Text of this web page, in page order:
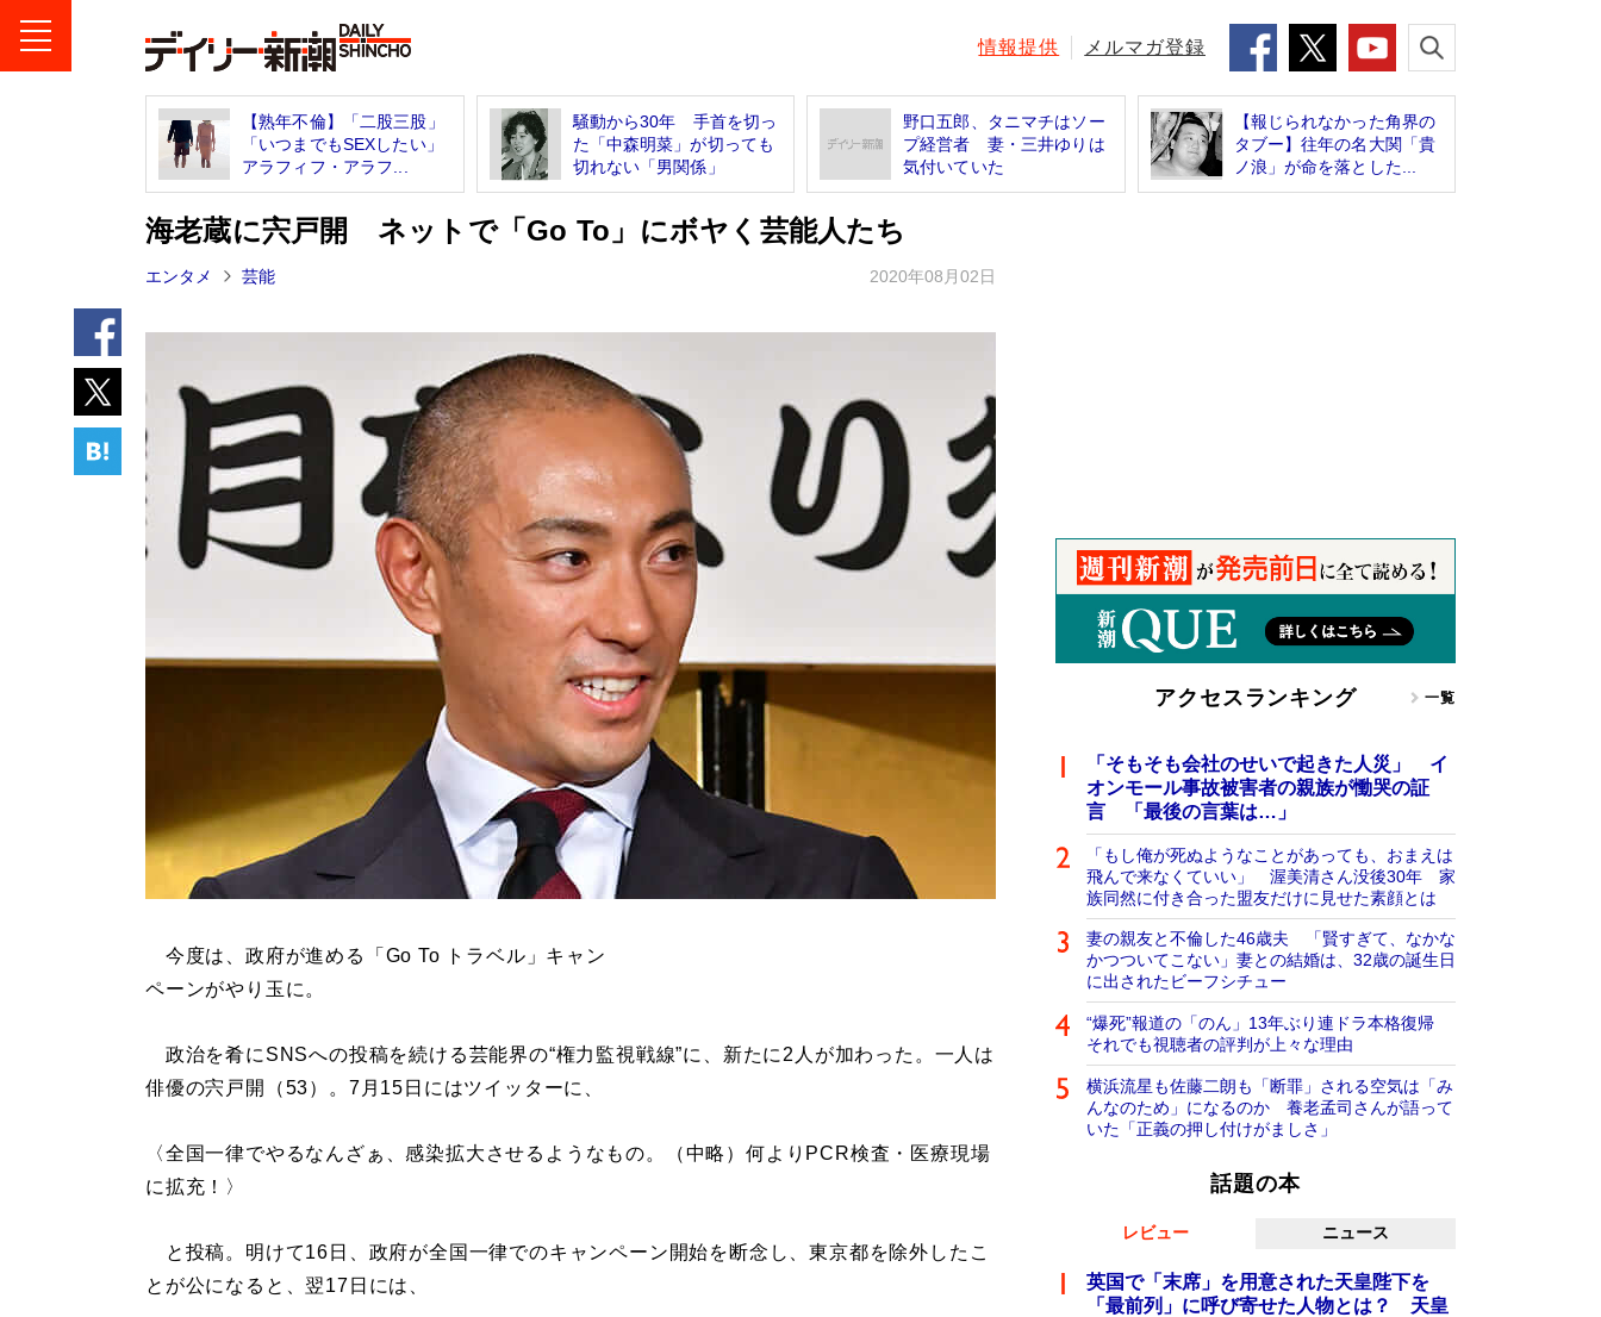
情報提供 メルマガ登録
【熟年不倫】「二股三股」
「いつまでもSEXしたい」
アラフィフ・アラフ...
騒動から30年 手首を切っ
た「中森明菜」が切っても
切れない「男関係」
野口五郎、タニマチはソー
プ経営者 妻・三井ゆりは
気付いていた
【報じられなかった角界の
タブー】往年の名大関「貴
ノ浪」が命を落とした...
海老蔵に宍戸開 ネットで「Go To」にボヤく芸能人たち
エンタメ 芸能 2020年08月02日
今度は、政府が進める「Go To トラベル」キャン
ペーンがやり玉に。
政治を肴にSNSへの投稿を続ける芸能界の“権力監視戦線”に、新たに2人が加わった。一人は
俳優の宍戸開（53）。7月15日にはツイッターに、
〈全国一律でやるなんざぁ、感染拡大させるようなもの。（中略）何よりPCR検査・医療現場
に拡充！〉
と投稿。明けて16日、政府が全国一律でのキャンペーン開始を断念し、東京都を除外したこ
とが公になると、翌17日には、
アクセスランキング 一覧
「そもそも会社のせいで起きた人災」 イ
オンモール事故被害者の親族が慟哭の証
言 「最後の言葉は…」
「もし俺が死ぬようなことがあっても、おまえは
飛んで来なくていい」 渥美清さん没後30年 家
族同然に付き合った盟友だけに見せた素顔とは
妻の親友と不倫した46歳夫 「賢すぎて、なかな
かつついてこない」妻との結婚は、32歳の誕生日
に出されたビーフシチュー
“爆死”報道の「のん」13年ぶり連ドラ本格復帰
それでも視聴者の評判が上々な理由
横浜流星も佐藤二朗も「断罪」される空気は「み
んなのため」になるのか 養老孟司さんが語って
いた「正義の押し付けがましさ」
話題の本
レビュー ニュース
英国で「末席」を用意された天皇陛下を
「最前列」に呼び寄せた人物とは？ 天皇